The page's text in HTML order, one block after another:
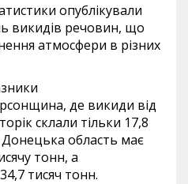
опублікували
викидів речовин, що
атмосфери в різних
де викиди від
склали тільки 17,8
область має
тонн, а
тисяч тонн.